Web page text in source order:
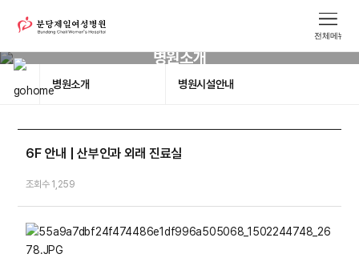
병원소개
병원소개 병원시설안내
6F 안내 | 산부인과 외래 진료실
조회수 1,259